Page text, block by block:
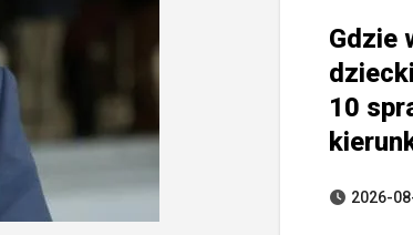
Gdzie
10
2026-